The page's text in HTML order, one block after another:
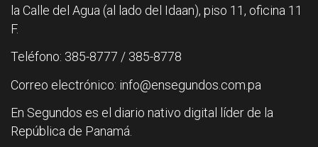
la Calle del Agua (al lado del Idaan), piso 11, oficina 11
F.
Teléfono: 385-8777 / 385-8778
Correo electrónico: info@ensegundos.com.pa
En Segundos es el diario nativo digital líder de la
República de Panamá.